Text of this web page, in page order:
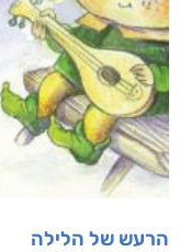
הרעש של הלילה